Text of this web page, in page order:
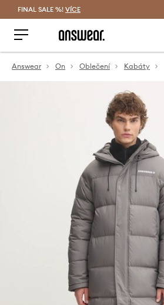
FINAL SALE %! VÍCE
Answear On Oblečení Kabáty